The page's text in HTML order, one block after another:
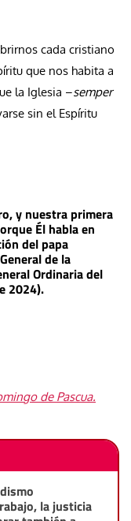
cada cristiano
que nos habita a
la Iglesia –semper
sin el Espíritu
y nuestra primera
Él habla en
del papa
de la
Ordinaria del
2024).
de Pascua.
la justicia